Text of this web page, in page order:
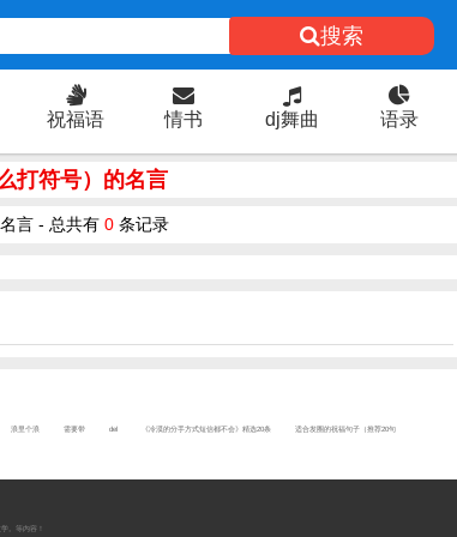
搜索
祝福语 情书 dj舞曲 语录
打符号）的名言
言 - 总共有 0条记录
浪里个浪 需要带 del 《冷漠的分手方式短信都不会》精选20条 适合发圈的祝福句子（推荐20句
。等内容！